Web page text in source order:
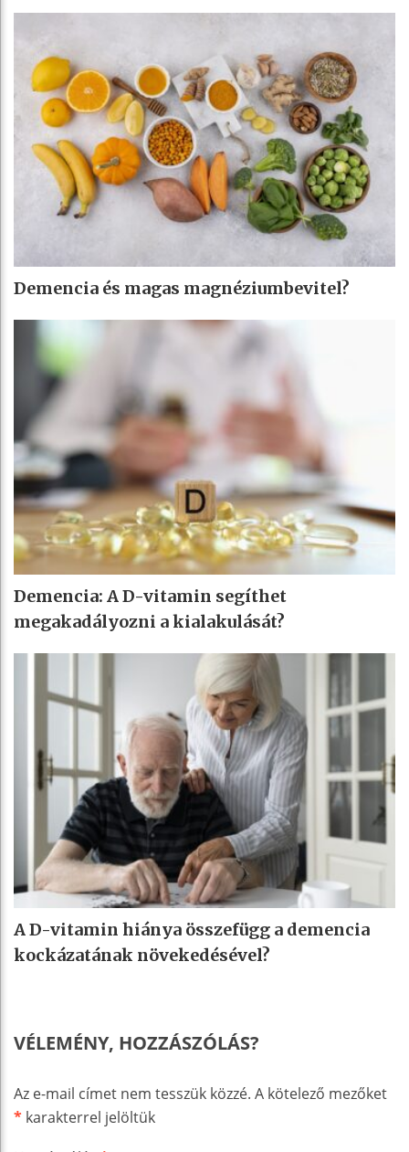
Demencia és magas magnéziumbevitel?
Demencia: A D-vitamin segíthet
megakadályozni a kialakulását?
A D-vitamin hiánya összefügg a demencia
kockázatának növekedésével?
VÉLEMÉNY, HOZZÁSZÓLÁS?
Az e-mail címet nem tesszük közzé. A kötelező mezőket
* karakterrel jelöltük